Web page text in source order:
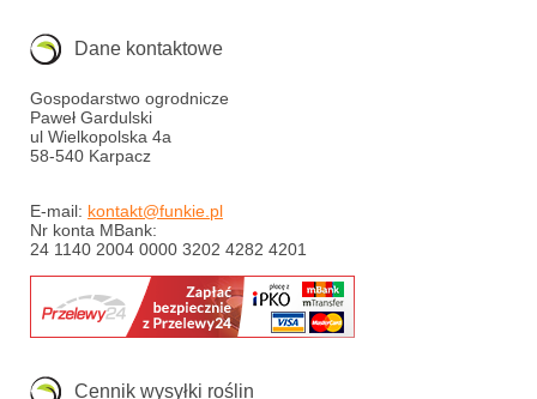
Dane kontaktowe
Gospodarstwo ogrodnicze
Paweł Gardulski
ul Wielkopolska 4a
58-540 Karpacz
E-mail: kontakt@funkie.pl
Nr konta MBank:
24 1140 2004 0000 3202 4282 4201
Cennik wysyłki roślin